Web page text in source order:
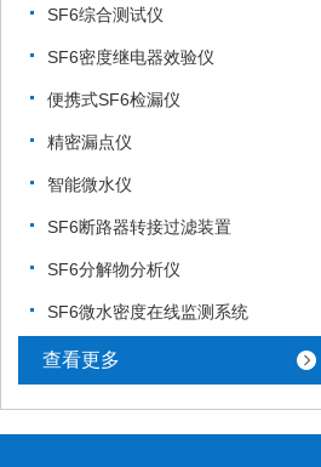
SF6综合测试仪
SF6密度继电器效验仪
便携式SF6检漏仪
精密漏点仪
智能微水仪
SF6断路器转接过滤装置
SF6分解物分析仪
SF6微水密度在线监测系统
查看更多